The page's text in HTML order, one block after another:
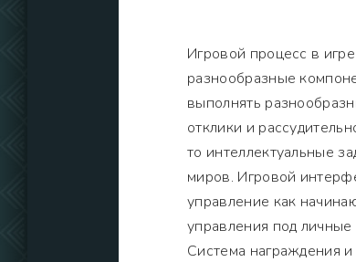
Игровой процесс в
разнообразные
выполнять
отклики и
то интеллектуальные
миров. Игровой
управление как
управления под
Система награждения